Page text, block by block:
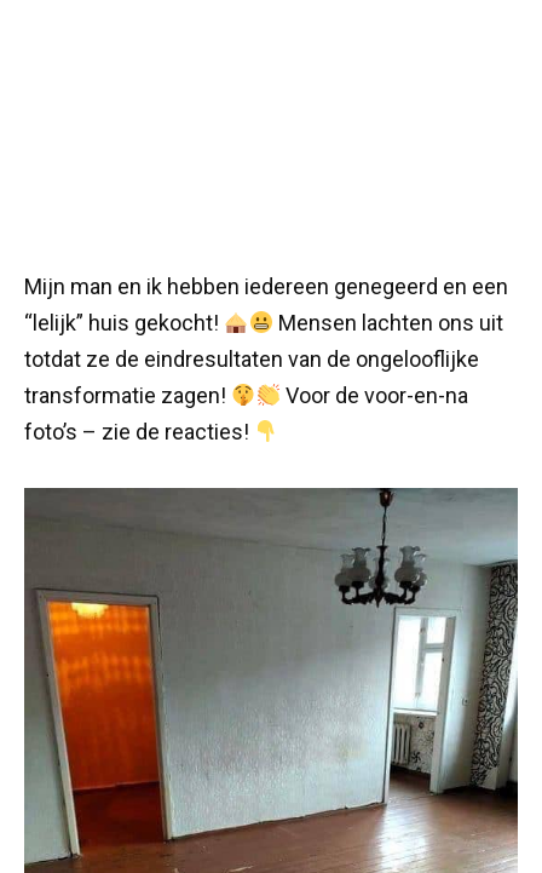
Mijn man en ik hebben iedereen genegeerd en een
“lelijk” huis gekocht!
Mensen lachten ons uit
totdat ze de eindresultaten van de ongelooflijke
transformatie zagen!
Voor de voor-en-na
foto’s – zie de reacties!